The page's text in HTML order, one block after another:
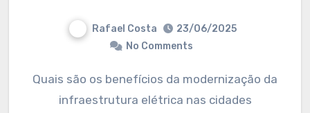
Rafael Costa
23/06/2025
No Comments
Quais são os benefícios da modernização da
infraestrutura elétrica nas cidades